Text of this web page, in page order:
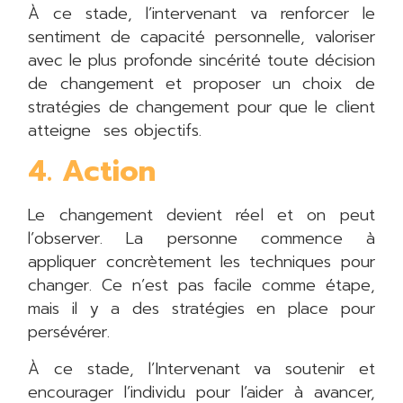
À ce stade, l’intervenant va renforcer le
sentiment de capacité personnelle, valoriser
avec le plus profonde sincérité toute décision
de changement et proposer un choix de
stratégies de changement pour que le client
atteigne ses objectifs.
4. Action
Le changement devient réel et on peut
l’observer. La personne commence à
appliquer concrètement les techniques pour
changer. Ce n’est pas facile comme étape,
mais il y a des stratégies en place pour
persévérer.
À ce stade, l’Intervenant va soutenir et
encourager l’individu pour l’aider à avancer,